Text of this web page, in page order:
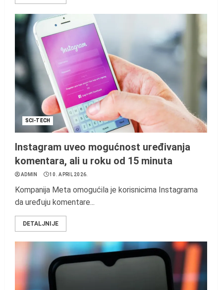
SCI-TECH
Instagram uveo mogućnost uređivanja
komentara, ali u roku od 15 minuta
ADMIN 10. APRIL 2026.
Kompanija Meta omogućila je korisnicima Instagrama
da uređuju komentare...
DETALJNIJE